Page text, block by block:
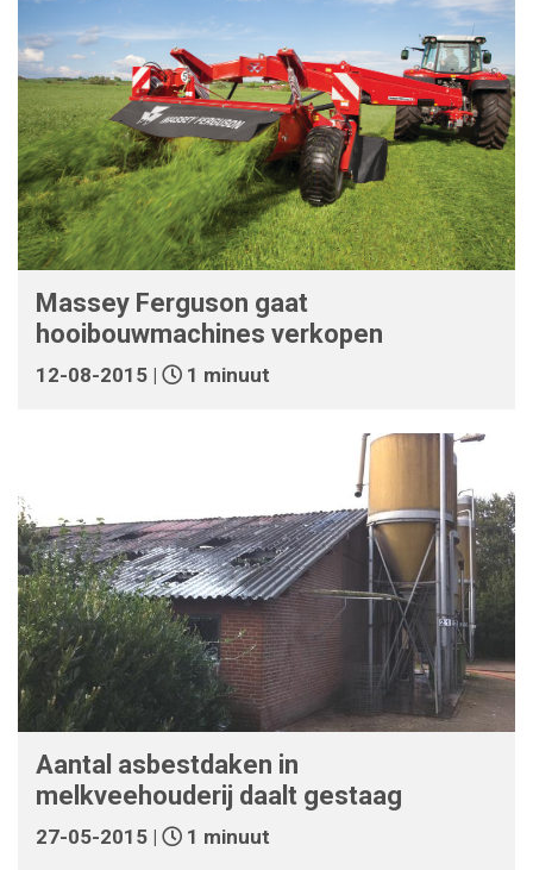
Massey Ferguson gaat
hooibouwmachines verkopen
12-08-2015 | 1 minuut
Aantal asbestdaken in
melkveehouderij daalt gestaag
27-05-2015 | 1 minuut